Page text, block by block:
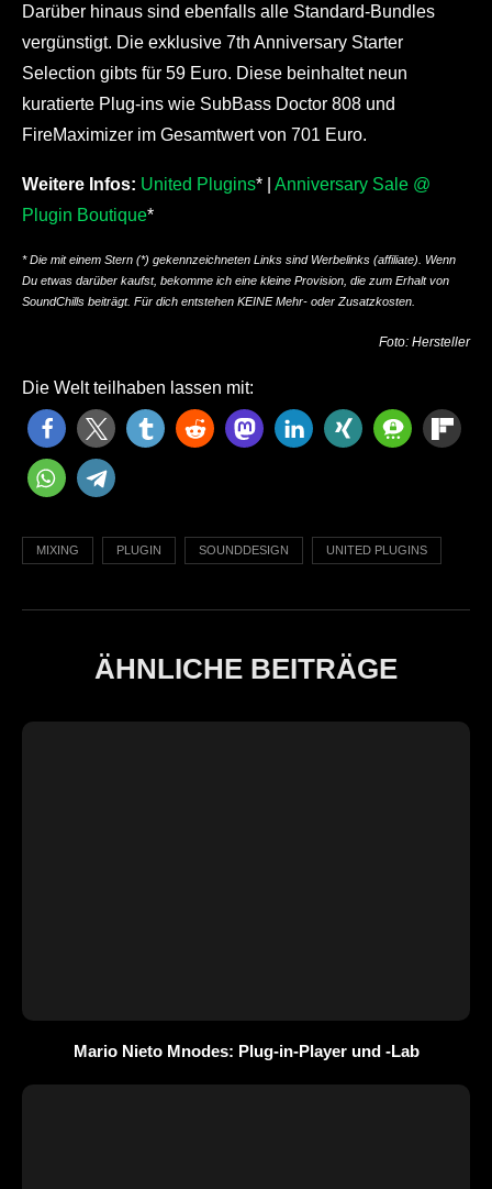
Darüber hinaus sind ebenfalls alle Standard-Bundles
vergünstigt. Die exklusive 7th Anniversary Starter
Selection gibts für 59 Euro. Diese beinhaltet neun
kuratierte Plug-ins wie SubBass Doctor 808 und
FireMaximizer im Gesamtwert von 701 Euro.
Weitere Infos: United Plugins* | Anniversary Sale @
Plugin Boutique*
* Die mit einem Stern (*) gekennzeichneten Links sind Werbelinks (affiliate). Wenn
Du etwas darüber kaufst, bekomme ich eine kleine Provision, die zum Erhalt von
SoundChills beiträgt. Für dich entstehen KEINE Mehr- oder Zusatzkosten.
Foto: Hersteller
Die Welt teilhaben lassen mit:
MIXING PLUGIN SOUNDDESIGN UNITED PLUGINS
ÄHNLICHE BEITRÄGE
Mario Nieto Mnodes: Plug-in-Player und -Lab